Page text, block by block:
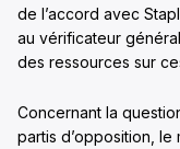
de l’accord avec
au vérificateur
des ressources sur
Concernant la
partis d’opposition,